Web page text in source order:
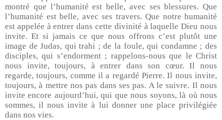
montré que l’humanité est belle, avec ses blessures. Que
l’humanité est belle, avec ses travers. Que notre humanité
est appelée à entrer dans cette divinité à laquelle Dieu nous
invite. Et si jamais ce que nous offrons c’est plutôt une
image de Judas, qui trahi ; de la foule, qui condamne ; des
disciples, qui s’endorment ; rappelons-nous que le Christ
nous invite, toujours, à entrer dans son cœur. Il nous
regarde, toujours, comme il a regardé Pierre. Il nous invite,
toujours, à mettre nos pas dans ses pas. A le suivre. Il nous
invite encore aujourd’hui, qui que nous soyons, là où nous
sommes, il nous invite à lui donner une place privilégiée
dans nos vies.